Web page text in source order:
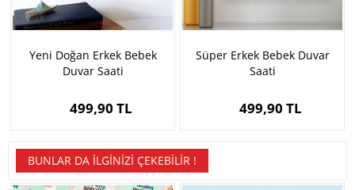
Yeni Doğan Erkek Bebek
Duvar Saati
499,90 TL
Süper Erkek Bebek Duvar
Saati
499,90 TL
BUNLAR DA İLGINIZI ÇEKEBILIR !